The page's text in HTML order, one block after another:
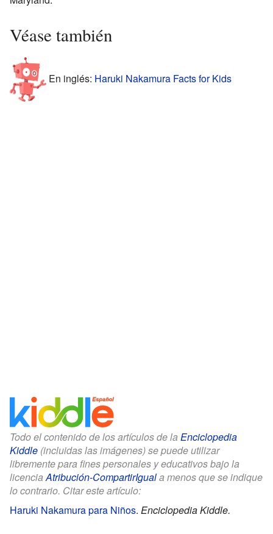
Véase también
En inglés: Haruki Nakamura Facts for Kids
Todo el contenido de los artículos de la Enciclopedia
Kiddle (incluidas las imágenes) se puede utilizar
libremente para fines personales y educativos bajo la
licenciaAtribución-CompartirIguala menos que se indique
lo contrario. Citar este artículo:
Haruki Nakamura para Niños. Enciclopedia Kiddle.